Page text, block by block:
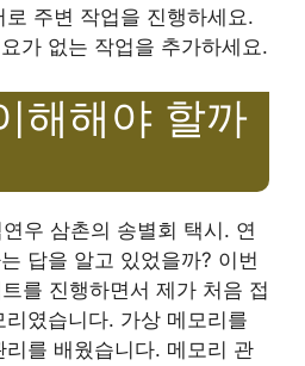
주변 작업을 진행하세요.
가 없는 작업을 추가하세요.
해해야 할까
우 삼촌의 송별회 택시. 연
답을 알고 있었을까? 이번
를 진행하면서 제가 처음 접
였습니다. 가상 메모리를
를 배웠습니다. 메모리 관